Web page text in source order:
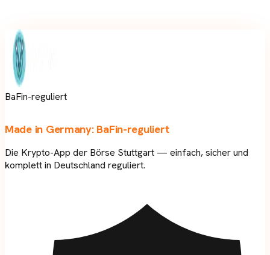
BaFin-reguliert
Made in Germany: BaFin-reguliert
Die Krypto-App der Börse Stuttgart — einfach, sicher und
komplett in Deutschland reguliert.